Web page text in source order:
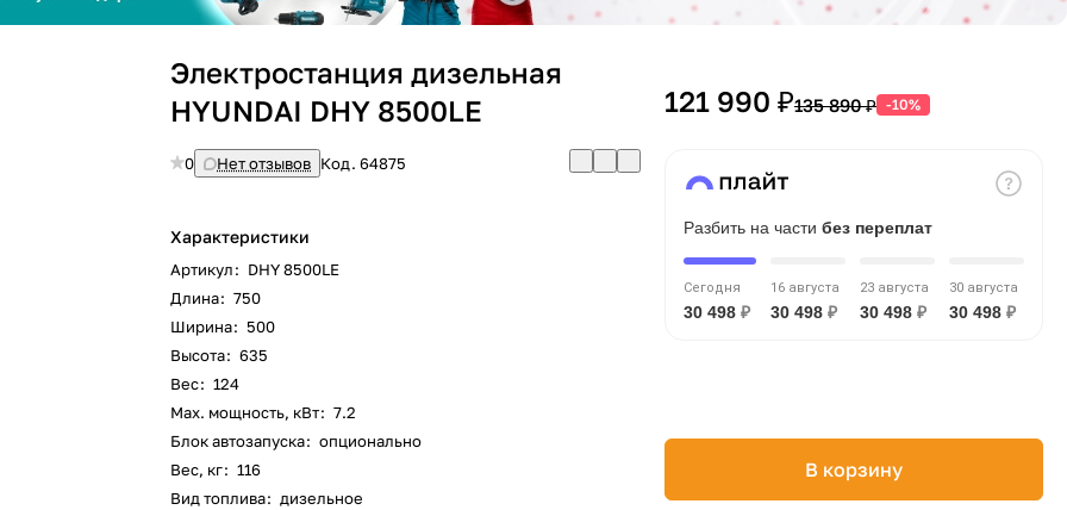
Электростанция дизельная
HYUNDAI DHY 8500LE
0 Нет отзывов Код.64875
Характеристики
Артикул: DHY 8500LE
Длина: 750
Ширина: 500
Высота: 635
Вес: 124
Max. мощность, кВт: 7.2
Блок автозапуска: опционально
Вес, кг: 116
Вид топлива: дизельное
121 990 ₽135 890 ₽ -10%
Разбить на части без переплат
Сегодня
30 498 ₽
16 августа
30 498 ₽
23 августа
30 498 ₽
30 августа
30 498 ₽
В корзину
Добавляйте товарыв корзину
Оплачивайте сегодня только
% картой любого банка
Получайте товарвыбранный способом